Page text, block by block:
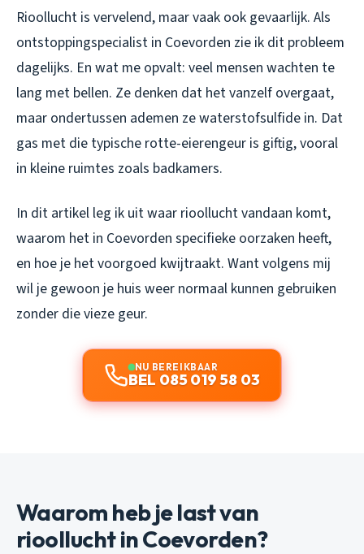
Rioollucht is vervelend, maar vaak ook gevaarlijk. Als
ontstoppingspecialist in Coevorden zie ik dit probleem
dagelijks. En wat me opvalt: veel mensen wachten te
lang met bellen. Ze denken dat het vanzelf overgaat,
maar ondertussen ademen ze waterstofsulfide in. Dat
gas met die typische rotte-eierengeur is giftig, vooral
in kleine ruimtes zoals badkamers.
In dit artikel leg ik uit waar rioollucht vandaan komt,
waarom het in Coevorden specifieke oorzaken heeft,
en hoe je het voorgoed kwijtraakt. Want volgens mij
wil je gewoon je huis weer normaal kunnen gebruiken
zonder die vieze geur.
NU BEREIKBAAR
BEL 085 019 58 03
Waarom heb je last van
rioollucht in Coevorden?